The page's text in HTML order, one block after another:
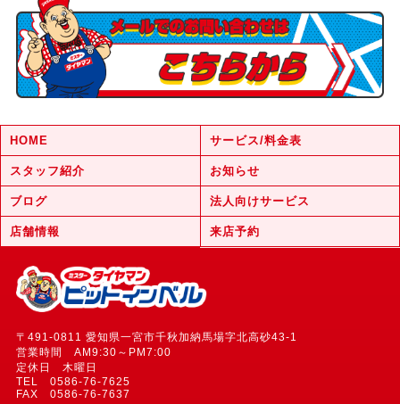
HOME サービス/料金表
スタッフ紹介 お知らせ
ブログ 法人向けサービス
店舗情報 来店予約
〒491-0811 愛知県一宮市千秋加納馬場字北高砂43-1
営業時間 AM9:30～PM7:00
定休日 木曜日
TEL 0586-76-7625
FAX 0586-76-7637